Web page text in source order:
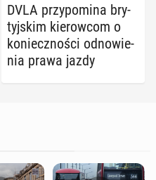
DVLA przy­po­mi­na bry­
tyj­skim kie­row­com o
ko­niecz­no­ści od­no­wie­
nia prawa jazdy